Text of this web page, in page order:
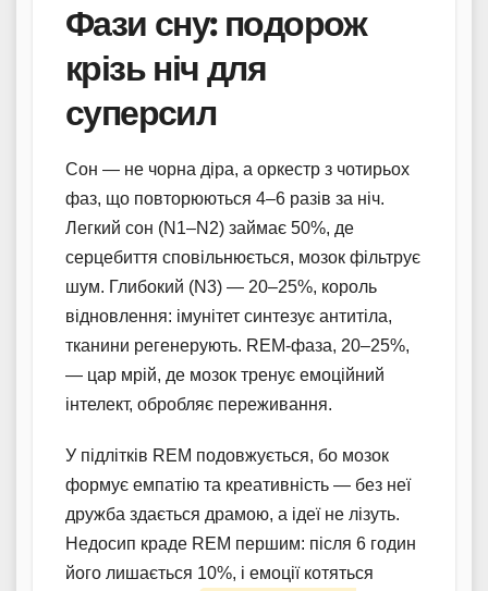
Фази сну: подорож
крізь ніч для
суперсил
Сон — не чорна діра, а оркестр з чотирьох
фаз, що повторюються 4–6 разів за ніч.
Легкий сон (N1–N2) займає 50%, де
серцебиття сповільнюється, мозок фільтрує
шум. Глибокий (N3) — 20–25%, король
відновлення: імунітет синтезує антитіла,
тканини регенерують. REM-фаза, 20–25%,
— цар мрій, де мозок тренує емоційний
інтелект, обробляє переживання.
У підлітків REM подовжується, бо мозок
формує емпатію та креативність — без неї
дружба здається драмою, а ідеї не лізуть.
Недосип краде REM першим: після 6 годин
його лишається 10%, і емоції котяться